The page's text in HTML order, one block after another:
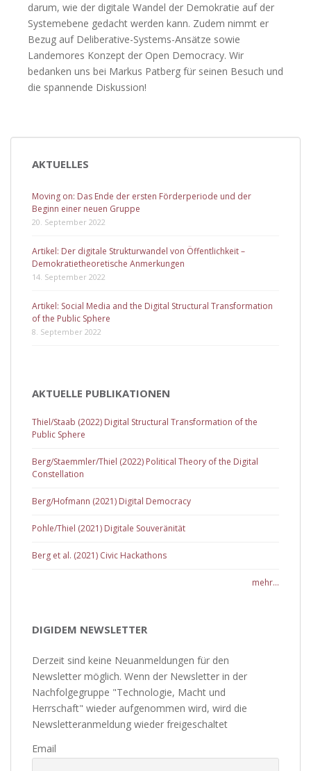
darum, wie der digitale Wandel der Demokratie auf der
Systemebene gedacht werden kann. Zudem nimmt er
Bezug auf Deliberative-Systems-Ansätze sowie
Landemores Konzept der Open Democracy. Wir
bedanken uns bei Markus Patberg für seinen Besuch und
die spannende Diskussion!
AKTUELLES
Moving on: Das Ende der ersten Förderperiode und der
Beginn einer neuen Gruppe
20. September 2022
Artikel: Der digitale Strukturwandel von Öffentlichkeit –
Demokratietheoretische Anmerkungen
14. September 2022
Artikel: Social Media and the Digital Structural Transformation
of the Public Sphere
8. September 2022
AKTUELLE PUBLIKATIONEN
Thiel/Staab (2022) Digital Structural Transformation of the
Public Sphere
Berg/Staemmler/Thiel (2022) Political Theory of the Digital
Constellation
Berg/Hofmann (2021) Digital Democracy
Pohle/Thiel (2021) Digitale Souveränität
Berg et al. (2021) Civic Hackathons
mehr...
DIGIDEM NEWSLETTER
Derzeit sind keine Neuanmeldungen für den
Newsletter möglich. Wenn der Newsletter in der
Nachfolgegruppe "Technologie, Macht und
Herrschaft" wieder aufgenommen wird, wird die
Newsletteranmeldung wieder freigeschaltet
Email